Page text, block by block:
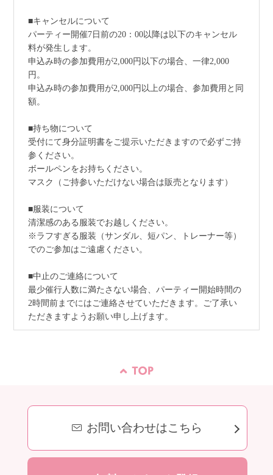
■キャンセルについて
パーティー開催7日前の20：00以降は以下のキャンセル
料が発生します。
申込み時の参加費用が2,000円以下の場合、一律2,000
円。
申込み時の参加費用が2,000円以上の場合、参加費用と同
額。
■持ち物について
受付にて身分証明書をご提示いただきますので必ずご持
参ください。
ボールペンをお持ちください。
マスク（ご持参いただけない場合は販売となります）
■服装について
清潔感のある服装でお越しください。
※ラフすぎる服装（サンダル、短パン、トレーナー等）
でのご参加はご遠慮ください。
■中止のご連絡について
最少催行人数に満たさない場合、パーティー開始時間の
2時間前までにはご連絡させていただきます。ご了承い
ただきますようお願い申し上げます。
お問い合わせはこちら